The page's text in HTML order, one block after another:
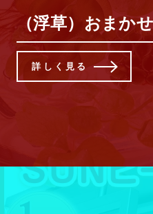
（浮草）おまか
詳しく見る